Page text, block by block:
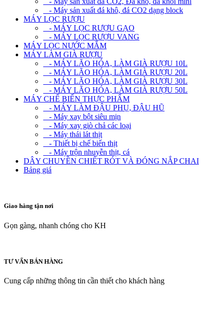
- Máy sản xuất đá khô, đá CO2 dạng block
MÁY LỌC RƯỢU
- MÁY LỌC RƯỢU GẠO
- MÁY LỌC RƯỢU VANG
MÁY LỌC NƯỚC MẮM
MÁY LÀM GIÀ RƯỢU
- MÁY LÃO HÓA, LÀM GIÀ RƯỢU 10L
- MÁY LÃO HÓA, LÀM GIÀ RƯỢU 20L
- MÁY LÃO HÓA, LÀM GIÀ RƯỢU 30L
- MÁY LÃO HÓA, LÀM GIÀ RƯỢU 50L
MÁY CHẾ BIẾN THỰC PHẨM
- MÁY LÀM ĐẬU PHỤ, ĐẬU HŨ
- Máy xay bột siêu mịn
- Máy xay giò chả các loại
- Máy thái lát thịt
- Thiết bị chế biến thịt
- Máy trộn nhuyễn thịt, cá
DÂY CHUYỀN CHIẾT RÓT VÀ ĐÓNG NẮP CHAI
Bảng giá
Giao hàng tận nơi
Gọn gàng, nhanh chóng cho KH
TƯ VẤN BÁN HÀNG
Cung cấp những thông tin cần thiết cho khách hàng